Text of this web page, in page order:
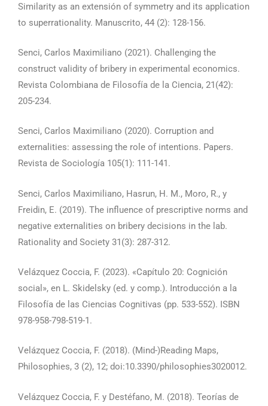
Similarity as an extensión of symmetry and its application
to superrationality. Manuscrito, 44 (2): 128-156.
Senci, Carlos Maximiliano (2021). Challenging the
construct validity of bribery in experimental economics.
Revista Colombiana de Filosofía de la Ciencia, 21(42):
205-234.
Senci, Carlos Maximiliano (2020). Corruption and
externalities: assessing the role of intentions. Papers.
Revista de Sociología 105(1): 111-141.
Senci, Carlos Maximiliano, Hasrun, H. M., Moro, R., y
Freidin, E. (2019). The influence of prescriptive norms and
negative externalities on bribery decisions in the lab.
Rationality and Society 31(3): 287-312.
Velázquez Coccia, F. (2023). «Capítulo 20: Cognición
social», en L. Skidelsky (ed. y comp.). Introducción a la
Filosofía de las Ciencias Cognitivas (pp. 533-552). ISBN
978-958-798-519-1.
Velázquez Coccia, F. (2018). (Mind-)Reading Maps,
Philosophies, 3 (2), 12; doi:10.3390/philosophies3020012.
Velázquez Coccia, F. y Destéfano, M. (2018). Teorías de